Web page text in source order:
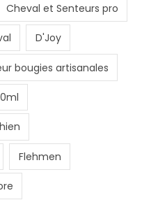
Cheval et Senteurs pro
D'Joy
bougies artisanales
Flehmen